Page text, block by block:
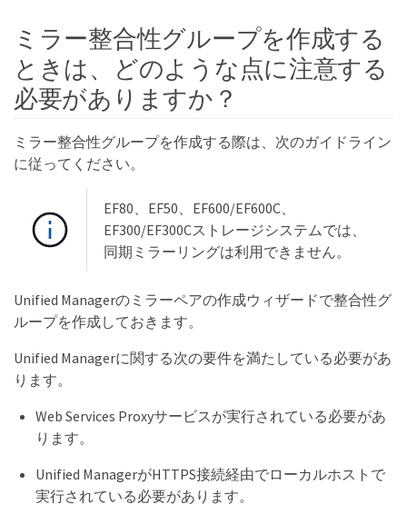
ミラー整合性グループを作成する
ときは、どのような点に注意する
必要がありますか？
ミラー整合性グループを作成する際は、次のガイドライン
に従ってください。
EF80、EF50、EF600/EF600C、
EF300/EF300Cストレージシステムでは、
同期ミラーリングは利用できません。
Unified Managerのミラーペアの作成ウィザードで整合性グ
ループを作成しておきます。
Unified Managerに関する次の要件を満たしている必要があ
ります。
Web Services Proxyサービスが実行されている必要があ
ります。
Unified ManagerがHTTPS接続経由でローカルホストで
実行されている必要があります。